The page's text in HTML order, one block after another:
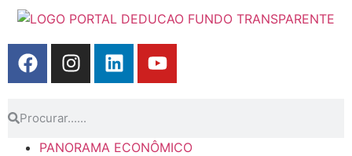
PANORAMA ECONÔMICO